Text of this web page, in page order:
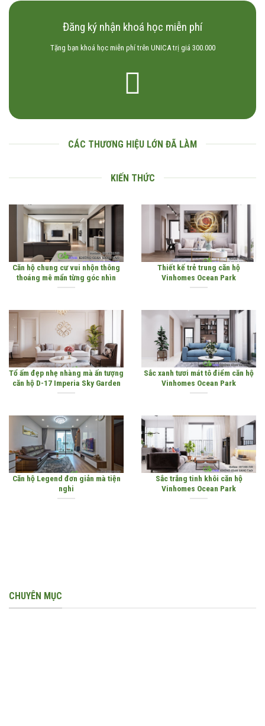
Đăng ký nhận khoá học miễn phí
Tặng bạn khoá học miễn phí trên UNICA trị giá 300.000
CÁC THƯƠNG HIỆU LỚN ĐÃ LÀM
KIẾN THỨC
Căn hộ chung cư vui nhộn thông
thoáng mê mẩn từng góc nhìn
Thiết kế trẻ trung căn hộ
Vinhomes Ocean Park
Tổ ấm đẹp nhẹ nhàng mà ấn tượng
căn hộ D-17 Imperia Sky Garden
Sắc xanh tươi mát tô điểm căn hộ
Vinhomes Ocean Park
Căn hộ Legend đơn giản mà tiện
nghi
Sắc trắng tinh khôi căn hộ
Vinhomes Ocean Park
CHUYÊN MỤC